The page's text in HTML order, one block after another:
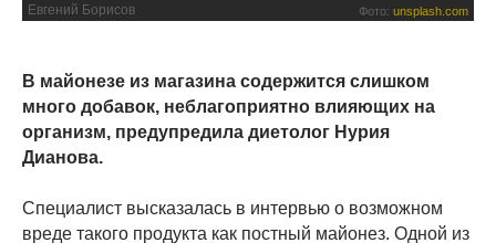
Евгений Борисов Фото: unsplash.com
В майонезе из магазина содержится слишком
много добавок, неблагоприятно влияющих на
организм, предупредила диетолог Нурия
Дианова.
Специалист высказалась в интервью о возможном
вреде такого продукта как постный майонез. Одной из